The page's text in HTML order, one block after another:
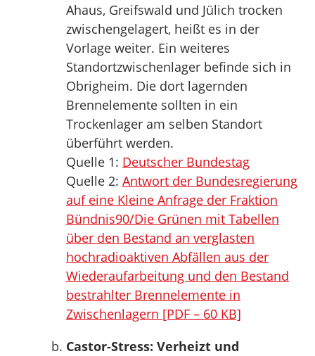
Ahaus, Greifswald und Jülich trocken
zwischengelagert, heißt es in der
Vorlage weiter. Ein weiteres
Standortzwischenlager befinde sich in
Obrigheim. Die dort lagernden
Brennelemente sollten in ein
Trockenlager am selben Standort
überführt werden.
Quelle 1: Deutscher Bundestag
Quelle 2: Antwort der Bundesregierung
auf eine Kleine Anfrage der Fraktion
Bündnis90/Die Grünen mit Tabellen
über den Bestand an verglasten
hochradioaktiven Abfällen aus der
Wiederaufarbeitung und den Bestand
bestrahlter Brennelemente in
Zwischenlagern [PDF – 60 KB]
Castor-Stress: Verheizt und